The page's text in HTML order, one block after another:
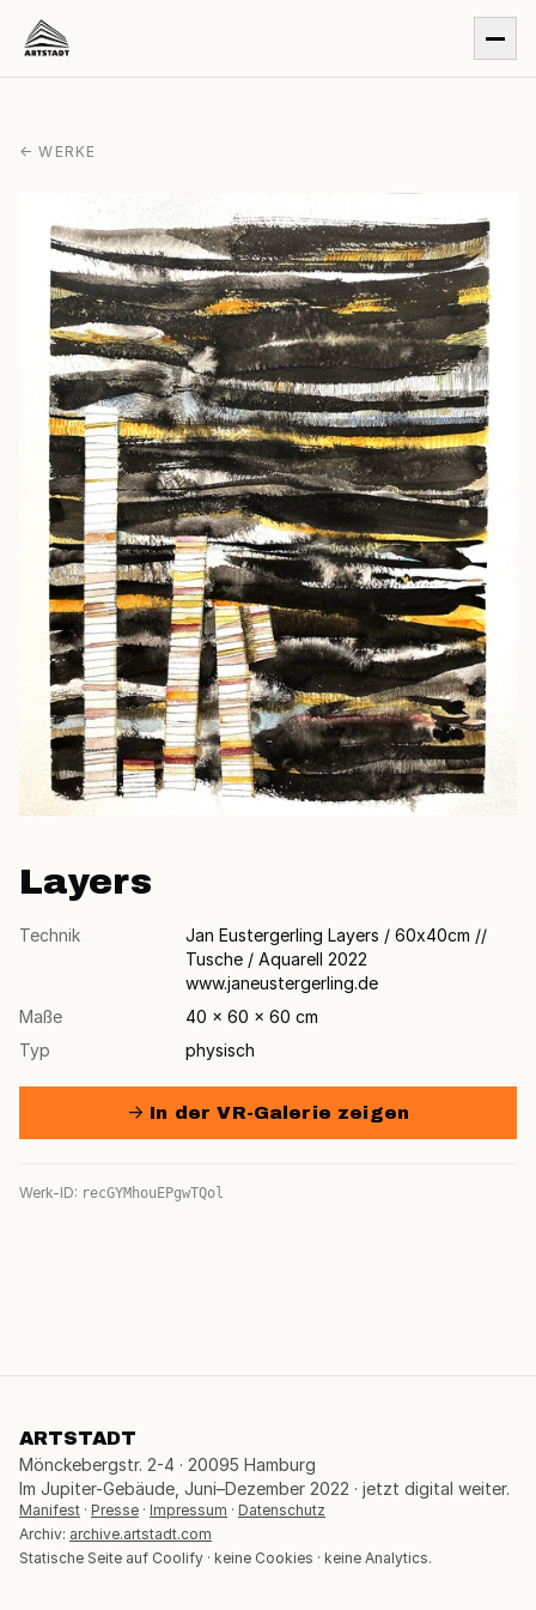
← WERKE
Layers
Technik
Jan Eustergerling Layers / 60x40cm //
Tusche / Aquarell 2022
www.janeustergerling.de
Maße
40 × 60 × 60 cm
Typ
physisch
→ In der VR-Galerie zeigen
Werk-ID: recGYMhouEPgwTQol
ARTSTADT
Mönckebergstr. 2-4 · 20095 Hamburg
Im Jupiter-Gebäude, Juni–Dezember 2022 · jetzt digital weiter.
Manifest · Presse · Impressum · Datenschutz
Archiv: archive.artstadt.com
Statische Seite auf Coolify · keine Cookies · keine Analytics.